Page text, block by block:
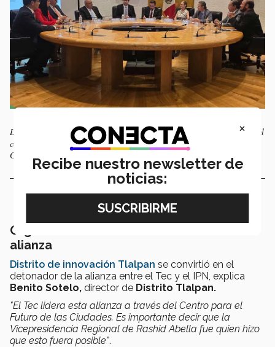
Líderes del Tec de Monterrey y Instituto Politécnico Nacional firmaron el
convenio en la Sala de Ex Directores, del edificio de la Dirección
General del IPN. (Foto: durandesigner studio)
Organismos Tec detonadores de la
alianza
Distrito de innovación Tlalpan se convirtió en el
detonador de la alianza entre el Tec y el IPN, explica
Benito Sotelo, director de Distrito Tlalpan.
"El Tec lidera esta alianza a través del Centro para el
Futuro de las Ciudades. Es importante decir que la
Vicepresidencia Regional de Rashid Abella fue quien hizo
que esto fuera posible".
×
Recibe nuestro newsletter de
noticias: